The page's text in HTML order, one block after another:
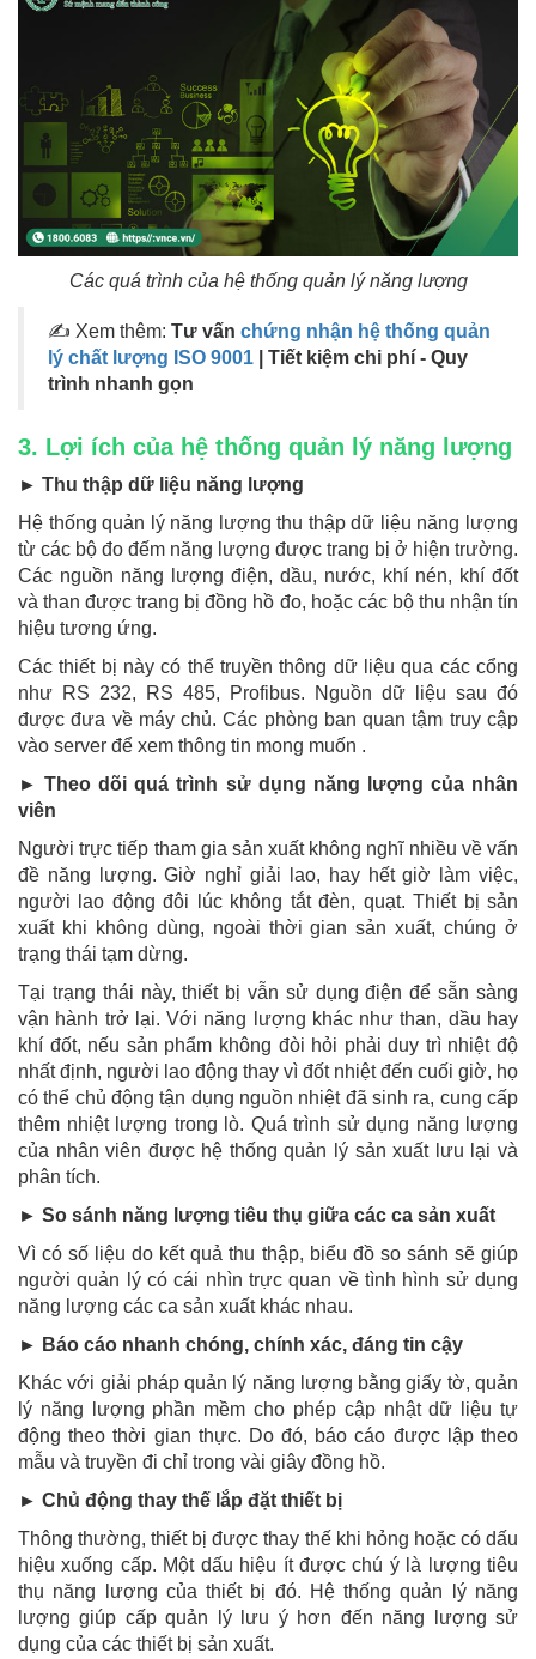
Các quá trình của hệ thống quản lý năng lượng
✍ Xem thêm: Tư vấn chứng nhận hệ thống quản
lý chất lượng ISO 9001 | Tiết kiệm chi phí - Quy
trình nhanh gọn
3. Lợi ích của hệ thống quản lý năng lượng
► Thu thập dữ liệu năng lượng
Hệ thống quản lý năng lượng thu thập dữ liệu năng lượng
từ các bộ đo đếm năng lượng được trang bị ở hiện trường.
Các nguồn năng lượng điện, dầu, nước, khí nén, khí đốt
và than được trang bị đồng hồ đo, hoặc các bộ thu nhận tín
hiệu tương ứng.
Các thiết bị này có thể truyền thông dữ liệu qua các cổng
như RS 232, RS 485, Profibus. Nguồn dữ liệu sau đó
được đưa về máy chủ. Các phòng ban quan tậm truy cập
vào server để xem thông tin mong muốn .
► Theo dõi quá trình sử dụng năng lượng của nhân
viên
Người trực tiếp tham gia sản xuất không nghĩ nhiều về vấn
đề năng lượng. Giờ nghỉ giải lao, hay hết giờ làm việc,
người lao động đôi lúc không tắt đèn, quạt. Thiết bị sản
xuất khi không dùng, ngoài thời gian sản xuất, chúng ở
trạng thái tạm dừng.
Tại trạng thái này, thiết bị vẫn sử dụng điện để sẵn sàng
vận hành trở lại. Với năng lượng khác như than, dầu hay
khí đốt, nếu sản phẩm không đòi hỏi phải duy trì nhiệt độ
nhất định, người lao động thay vì đốt nhiệt đến cuối giờ, họ
có thể chủ động tận dụng nguồn nhiệt đã sinh ra, cung cấp
thêm nhiệt lượng trong lò. Quá trình sử dụng năng lượng
của nhân viên được hệ thống quản lý sản xuất lưu lại và
phân tích.
► So sánh năng lượng tiêu thụ giữa các ca sản xuất
Vì có số liệu do kết quả thu thập, biểu đồ so sánh sẽ giúp
người quản lý có cái nhìn trực quan về tình hình sử dụng
năng lượng các ca sản xuất khác nhau.
► Báo cáo nhanh chóng, chính xác, đáng tin cậy
Khác với giải pháp quản lý năng lượng bằng giấy tờ, quản
lý năng lượng phần mềm cho phép cập nhật dữ liệu tự
động theo thời gian thực. Do đó, báo cáo được lập theo
mẫu và truyền đi chỉ trong vài giây đồng hồ.
► Chủ động thay thế lắp đặt thiết bị
Thông thường, thiết bị được thay thế khi hỏng hoặc có dấu
hiệu xuống cấp. Một dấu hiệu ít được chú ý là lượng tiêu
thụ năng lượng của thiết bị đó. Hệ thống quản lý năng
lượng giúp cấp quản lý lưu ý hơn đến năng lượng sử
dụng của các thiết bị sản xuất.